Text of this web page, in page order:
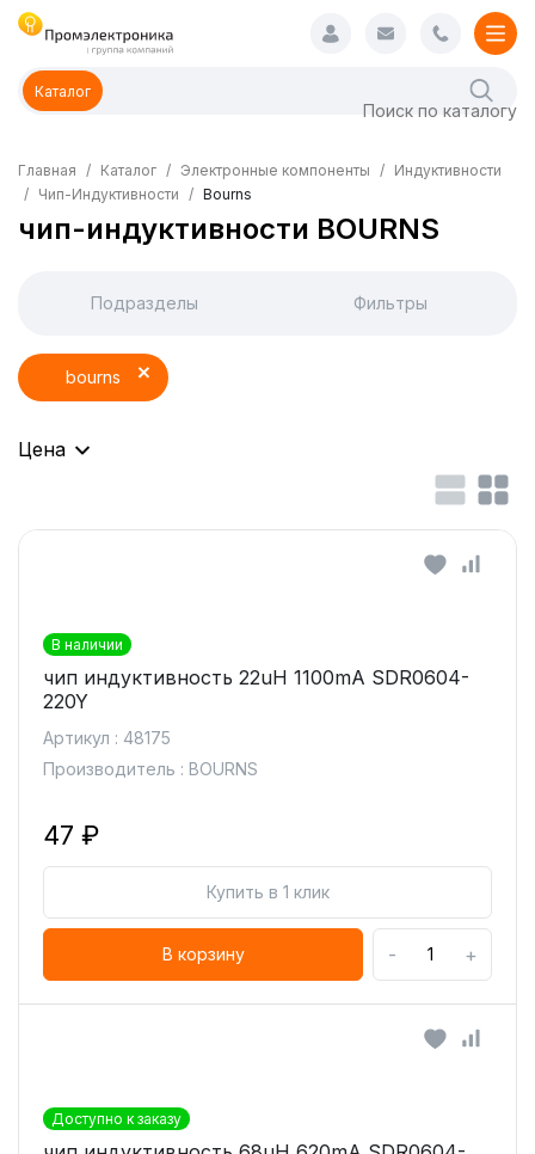
Каталог
Главная Каталог Электронные компоненты
Индуктивности
Чип-Индуктивности
Bourns
чип-индуктивности BOURNS
Подразделы Фильтры
bourns
Цена
В наличии
чип индуктивность 22uH 1100mA SDR0604-
220Y
Артикул : 48175
Производитель : BOURNS
47 ₽
Купить в 1 клик
В корзину - +
Доступно к заказу